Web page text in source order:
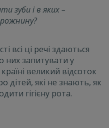
зуби і в яких–
всі ці речі здаються
них запитувати у
великий відсоток
дітей, які не знають, як
гігієну рота.